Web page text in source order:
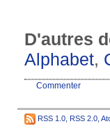
D'autres
Alphabet,
Commenter
RSS 1.0 RSS 2.0